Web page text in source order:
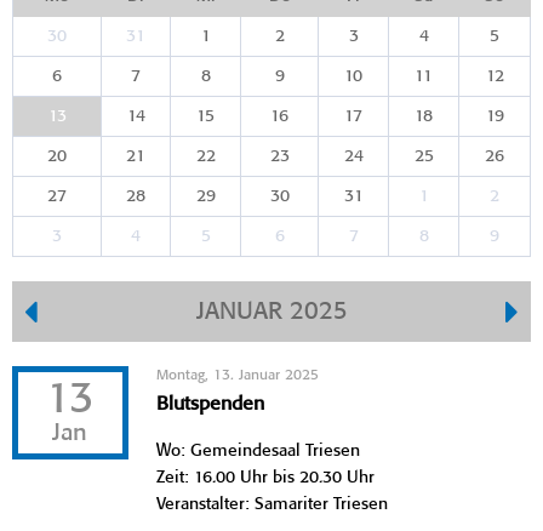
30 31 1 2 3 4 5
6 7 8 9 10 11 12
13 14 15 16 17 18 19
20 21 22 23 24 25 26
27 28 29 30 31 1 2
3 4 5 6 7 8 9
JANUAR 2025
13
Jan
Montag, 13. Januar 2025
Blutspenden
Wo: Gemeindesaal Triesen
Zeit: 16.00 Uhr bis 20.30 Uhr
Veranstalter: Samariter Triesen